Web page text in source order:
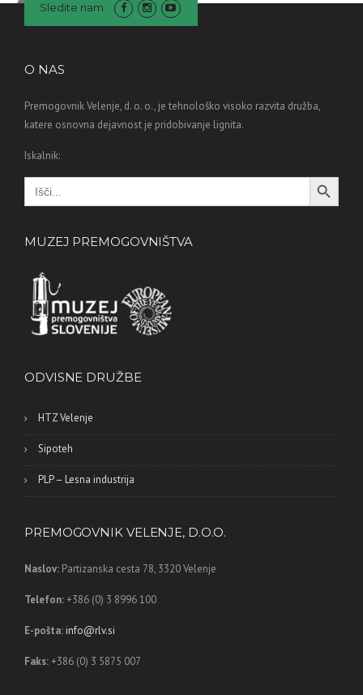
Sledite nam
O NAS
Premogovnik Velenje, d. o. o., je tehnološko visoko razvita družba,
katere osnovna dejavnost je pridobivanje lignita.
Iskalnik:
Search
for:
Search Button
MUZEJ PREMOGOVNIŠTVA
ODVISNE DRUŽBE
HTZ Velenje
Sipoteh
PLP – Lesna industrija
PREMOGOVNIK VELENJE, D.O.O.
Naslov: Partizanska cesta 78, 3320 Velenje
Telefon:+386 (0) 3 8996 100
E-pošta: info@rlv.si
Faks:+386 (0) 3 5875 007